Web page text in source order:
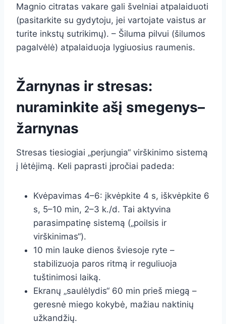
Magnio citratas vakare gali švelniai atpalaiduoti
(pasitarkite su gydytoju, jei vartojate vaistus ar
turite inkstų sutrikimų). – Šiluma pilvui (šilumos
pagalvėlė) atpalaiduoja lygiuosius raumenis.
Žarnynas ir stresas:
nuraminkite ašį smegenys–
žarnynas
Stresas tiesiogiai „perjungia“ virškinimo sistemą
į lėtėjimą. Keli paprasti įpročiai padeda:
Kvėpavimas 4–6: įkvėpkite 4 s, iškvėpkite 6
s, 5–10 min, 2–3 k./d. Tai aktyvina
parasimpatinę sistemą („poilsis ir
virškinimas“).
10 min lauke dienos šviesoje ryte –
stabilizuoja paros ritmą ir reguliuoja
tuštinimosi laiką.
Ekranų „saulėlydis“ 60 min prieš miegą –
geresnė miego kokybė, mažiau naktinių
užkandžių.